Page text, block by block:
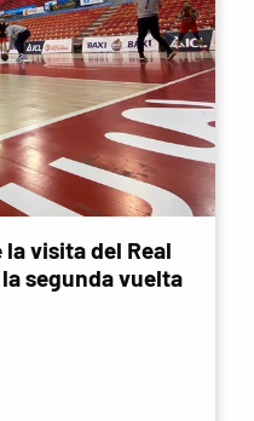
la visita del Real
segunda vuelta